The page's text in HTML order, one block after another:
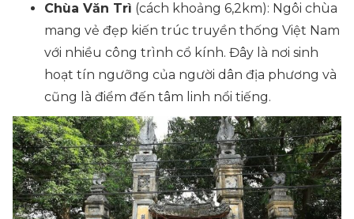
Chùa Văn Trì (cách khoảng 6,2km): Ngôi chùa
mang vẻ đẹp kiến trúc truyền thống Việt Nam
với nhiều công trình cổ kính. Đây là nơi sinh
hoạt tín ngưỡng của người dân địa phương và
cũng là điểm đến tâm linh nổi tiếng.